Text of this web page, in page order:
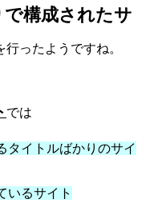
構成されたサ
ったようですね。
では
タイトルばかりのサイ
いるサイト